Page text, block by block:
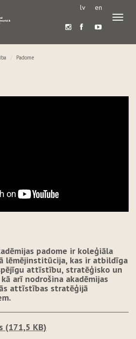
lv en
Padome
padome ir koleģiāla
lēmējinstitūcija, kas ir atbildīga
attīstību, stratēģisko un
arī nodrošina akadēmijas
attīstības stratēģijā
(171,5 KB)